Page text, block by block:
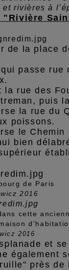
rivières à
"Rivière
de la place
qui passe rue
rue des
puis
la rue du
poissons.
le Chemin
bien
de Paris
2016
cette
2016
et
également
près de